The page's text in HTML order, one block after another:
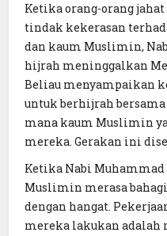
Ketika orang-orang
tindak kekerasan
dan kaum Muslimin,
hijrah meninggalkan
Beliau menyampaikan
untuk berhijrah
mana kaum Muslimin
mereka. Gerakan ini
Ketika Nabi
Muslimin merasa
dengan hangat.
mereka lakukan adalah